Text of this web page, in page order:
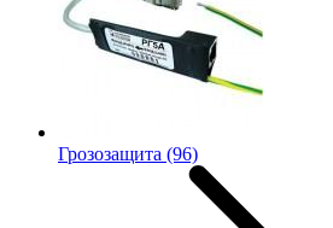
Грозозащита (96)